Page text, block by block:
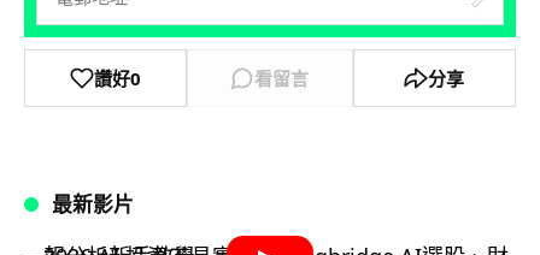
讚好0 看留言 分享
最新影片